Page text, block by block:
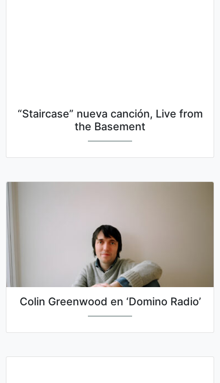
“Staircase” nueva canción, Live from
the Basement
Colin Greenwood en ‘Domino Radio’